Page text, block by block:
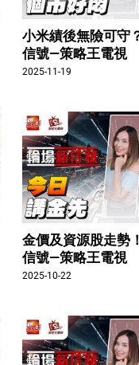
小米績後無險可守
信號—策略王電視
2025-11-19
金價及資源股走勢
信號—策略王電視
2025-10-22